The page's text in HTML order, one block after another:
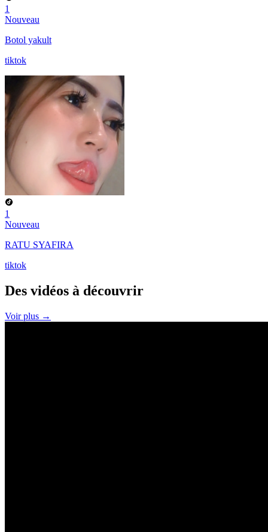
1
Nouveau
Botol yakult
tiktok
1
Nouveau
RATU SYAFIRA
tiktok
Des vidéos à découvrir
Voir plus →